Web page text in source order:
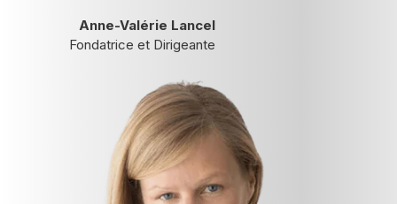
Anne-Valérie Lancel
Fondatrice et Dirigeante